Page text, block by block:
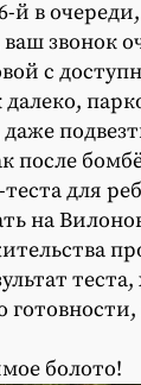
й в
звонок
с
даже
после
для
на
теста,
болото!